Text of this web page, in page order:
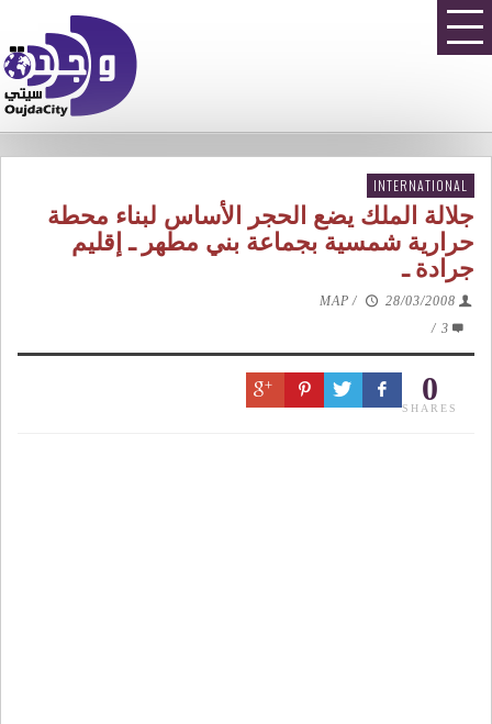
INTERNATIONAL
جلالة الملك يضع الحجر الأساس لبناء محطة
حرارية شمسية بجماعة بني مطهر ـ إقليم
جرادة ـ
MAP /
28/03/2008
3
/
0
SHARES